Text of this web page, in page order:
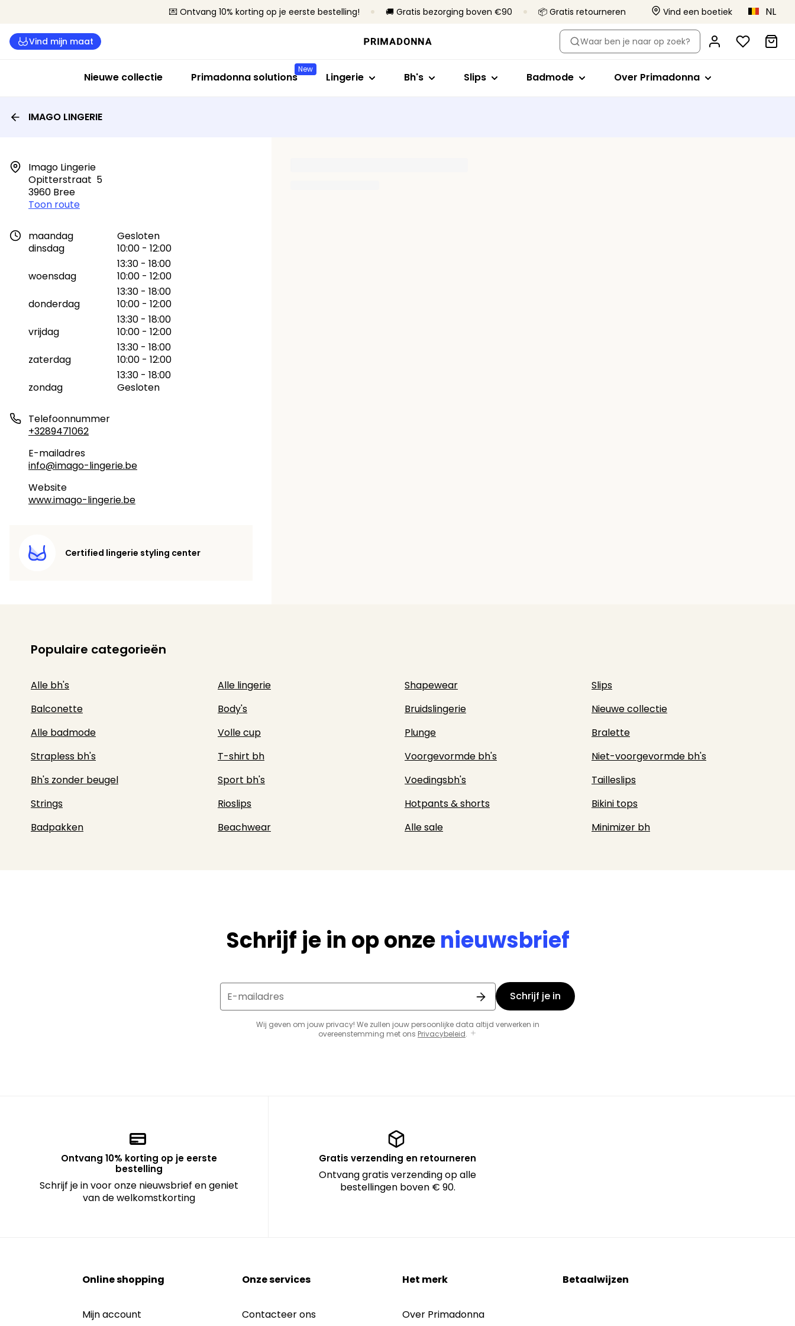
💌 Ontvang 10% korting op je eerste bestelling! 🚚 Gratis bezorging boven €90 📦 Gratis retourneren Vind een boetiek NL
Vind mijn maat Waar ben je naar op zoek?
Nieuwe collectie
New
Primadonna solutions Lingerie
Slips
Primadonna Twist
Bh's
D- tot E-cup
Met beugel
Shop op stijl
Volle cup
Minimizer bh
Slips
Tailleslips
Badmode
Shop op stijl
Bikini tops
Badpakken
Over Primadonna
Over Primadonna
Primadonna x Vivian Hoorn
Dit is Primadonna
IMAGO LINGERIE
Imago Lingerie
Opitterstraat  5
3960 Bree
Toon route
maandag
Gesloten
dinsdag
10:00 - 12:00
13:30 - 18:00
woensdag
10:00 - 12:00
13:30 - 18:00
donderdag
10:00 - 12:00
13:30 - 18:00
vrijdag
10:00 - 12:00
13:30 - 18:00
zaterdag
10:00 - 12:00
13:30 - 18:00
zondag
Gesloten
Telefoonnummer
+3289471062
E-mailadres
info@imago-lingerie.be
Website
www.imago-lingerie.be
Certified lingerie styling center
Populaire categorieën
Alle bh's Alle lingerie Shapewear
Slips
Balconette
Body's Bruidslingerie
Nieuwe collectie
Alle badmode
Volle cup Plunge
Bralette
Strapless bh's
T-shirt bh Voorgevormde bh's
Niet-voorgevormde bh's
Bh's zonder beugel
Sport bh's Voedingsbh's
Tailleslips
Strings
Rioslips Hotpants & shorts
Bikini tops
Badpakken
Beachwear Alle sale Minimizer bh
Schrijf je in op onzenieuwsbrief
E-mailadres
Wij geven om jouw privacy! We zullen jouw persoonlijke data altijd verwerken in
overeenstemming met ons Privacybeleid.
Schrijf je in
Ontvang 10% korting op je eerste
bestelling
Schrijf je in voor onze nieuwsbrief en geniet
van de welkomstkorting
Gratis verzending en retourneren
Ontvang gratis verzending op alle
bestellingen boven € 90.
Online shopping
Mijn account
Onze services
Contacteer ons
Het merk
Over Primadonna
Betaalwijzen